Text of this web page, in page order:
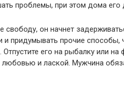
проблемы, при этом дома
свободу, он начнет
придумывать прочие способы,
его на рыбалку или
любовью и лаской. Мужчина